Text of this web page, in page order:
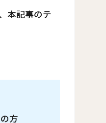
本記事のテ
方